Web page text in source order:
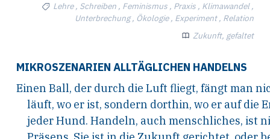
Lehre , Schreiben , Feminismus , Praxis , Klimawandel ,
Unterbrechung , Ökologie , Experiment , Relation
Zukunft, gefaltet
MIKROSZENARIEN ALLTÄGLICHEN HANDELNS
Einen Ball, der durch die Luft fliegt, fängt man
läuft, wo er ist, sondern dorthin, wo er auf die
jeder Hund. Handeln, auch menschliches, ist